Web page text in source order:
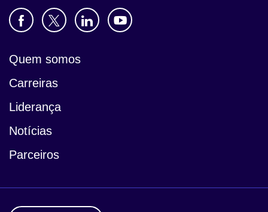
Quem somos
Carreiras
Liderança
Notícias
Parceiros